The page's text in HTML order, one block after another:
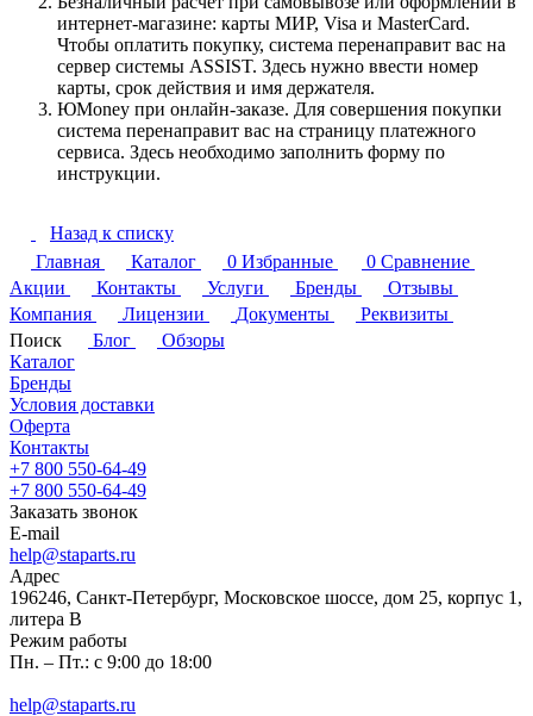
интернет-магазине: карты МИР, Visa и MasterCard.
Чтобы оплатить покупку, система перенаправит вас на
сервер системы ASSIST. Здесь нужно ввести номер
карты, срок действия и имя держателя.
ЮMoney при онлайн-заказе. Для совершения покупки
система перенаправит вас на страницу платежного
сервиса. Здесь необходимо заполнить форму по
инструкции.
Назад к списку
Главная
Каталог 0 Избранные 0 Сравнение
Акции
Контакты Услуги Бренды
Отзывы
Компания
Лицензии Документы
Реквизиты
Поиск
Блог
Обзоры
Каталог
Бренды
Условия доставки
Оферта
Контакты
+7 800 550-64-49
+7 800 550-64-49
Заказать звонок
E-mail
help@staparts.ru
Адрес
196246, Санкт-Петербург, Московское шоссе, дом 25, корпус 1,
литера В
Режим работы
Пн. – Пт.: с 9:00 до 18:00
help@staparts.ru